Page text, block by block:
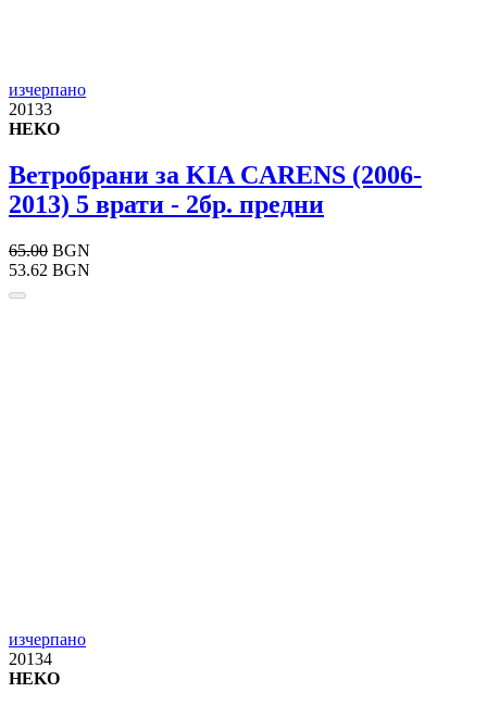
изчерпано
20133
HEKO
Ветробрани за KIA CARENS (2006-
2013) 5 врати - 2бр. предни
65.00 BGN
53.62 BGN
изчерпано
20134
HEKO